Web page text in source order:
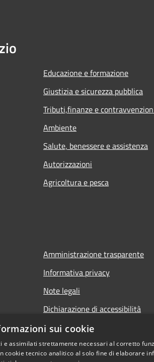
Educazione e formazione
Giustizia e sicurezza pubblica
Tributi,finanze e
Ambiente
Salute, benessere e assistenza
Autorizzazioni
Agricoltura e pesca
Amministrazione trasparente
Informativa privacy
Note legali
Dichiarazione di accessibilità
sui cookie
e assimilati strettamente necessari al corretto
cookie tecnico analitico al solo fine di elaborare